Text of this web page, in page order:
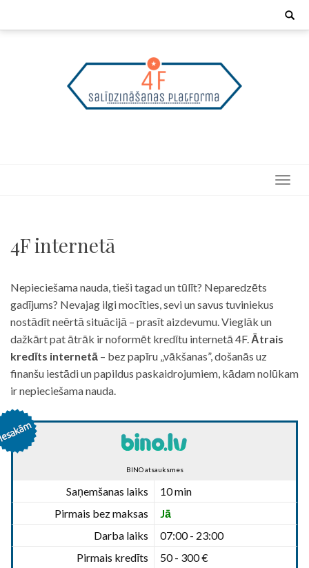
Search
4F internetā
Nepieciešama nauda, tieši tagad un tūlīt? Neparedzēts
gadījums? Nevajag ilgi mocīties, sevi un savus tuviniekus
nostādīt neērtā situācijā – prasīt aizdevumu. Vieglāk un
dažkārt pat ātrāk ir noformēt kredītu internetā 4F. Ātrais
kredīts internetā – bez papīru „vākšanas”, došanās uz
finanšu iestādi un papildus paskaidrojumiem, kādam nolūkam
ir nepieciešama nauda.
BINO atsauksmes
Saņemšanas laiks
10 min
Pirmais bez maksas
Jā
Darba laiks
07:00 - 23:00
Pirmais kredīts
50 - 300 €